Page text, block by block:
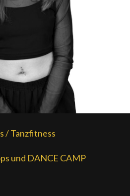
/ Tanzfitness
und DANCE CAMP